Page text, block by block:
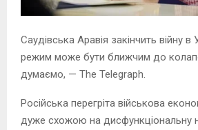
Саудівська Аравія закінчить війну в
режим може бути ближчим до
думаємо, — The Telegraph.
Російська перегріта військова
дуже схожою на дисфункціональну